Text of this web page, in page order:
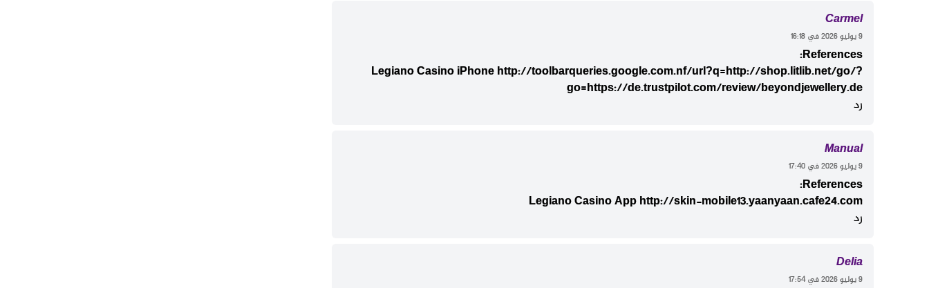
Carmel
‫9 يوليو 2026 في 16:18
References:
Legiano Casino iPhonehttp://toolbarqueries.google.com.nf/url?q=http://shop.litlib.net/go/?
go=https://de.trustpilot.com/review/beyondjewellery.de
رد
Manual
‫9 يوليو 2026 في 17:40
References:
Legiano Casino Apphttp://skin-mobile13.yaanyaan.cafe24.com
رد
Delia
‫9 يوليو 2026 في 17:54